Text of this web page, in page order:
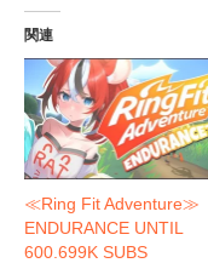
関連
≪Ring Fit Adventure≫
ENDURANCE UNTIL
600.699K SUBS